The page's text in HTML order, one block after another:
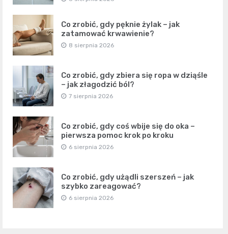
Co zrobić, gdy pęknie żylak – jak
zatamować krwawienie?
8 sierpnia 2026
Co zrobić, gdy zbiera się ropa w dziąśle
– jak złagodzić ból?
7 sierpnia 2026
Co zrobić, gdy coś wbije się do oka –
pierwsza pomoc krok po kroku
6 sierpnia 2026
Co zrobić, gdy użądli szerszeń – jak
szybko zareagować?
6 sierpnia 2026